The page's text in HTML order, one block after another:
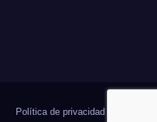
Política de privacidad